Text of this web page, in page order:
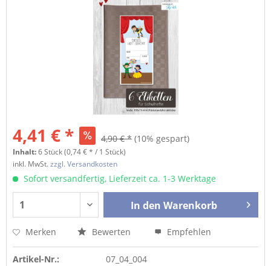
4,41 € * 4,90 € * (10% gespart)
Inhalt:6 Stück (0,74 € * / 1 Stück)
inkl. MwSt.zzgl. Versandkosten
Sofort versandfertig, Lieferzeit ca. 1-3 Werktage
In den Warenkorb
Merken Bewerten Empfehlen
Artikel-Nr.: 07_04_004